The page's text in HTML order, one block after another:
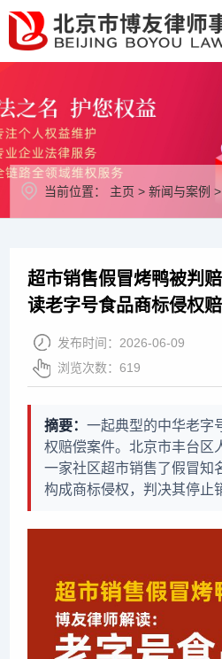
当前位置： 主页 >新闻与案例
超市销售假冒烤鸭被判
读老字号食品商标侵权
发布时间：2026-06-09
浏览次数：619
摘要：一起典型的中华老字
权赔偿案件。北京市丰台区
一家社区超市销售了假冒知
构成商标侵权，判决其停止